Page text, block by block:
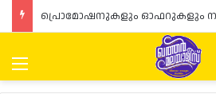
Menu